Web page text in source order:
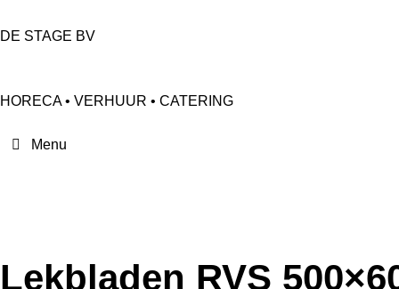
DE STAGE BV
HORECA • VERHUUR • CATERING
Lekbladen RVS